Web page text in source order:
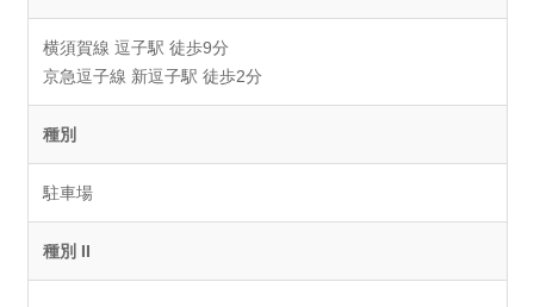
横須賀線 逗子駅 徒歩9分
京急逗子線 新逗子駅 徒歩2分
種別
駐車場
種別 II